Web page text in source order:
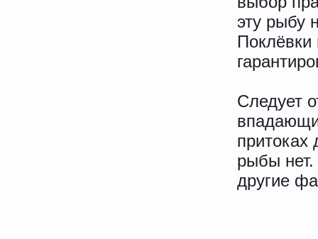
эту рыбу
Поклёвки
Следует
притоках
рыбы нет.
другие